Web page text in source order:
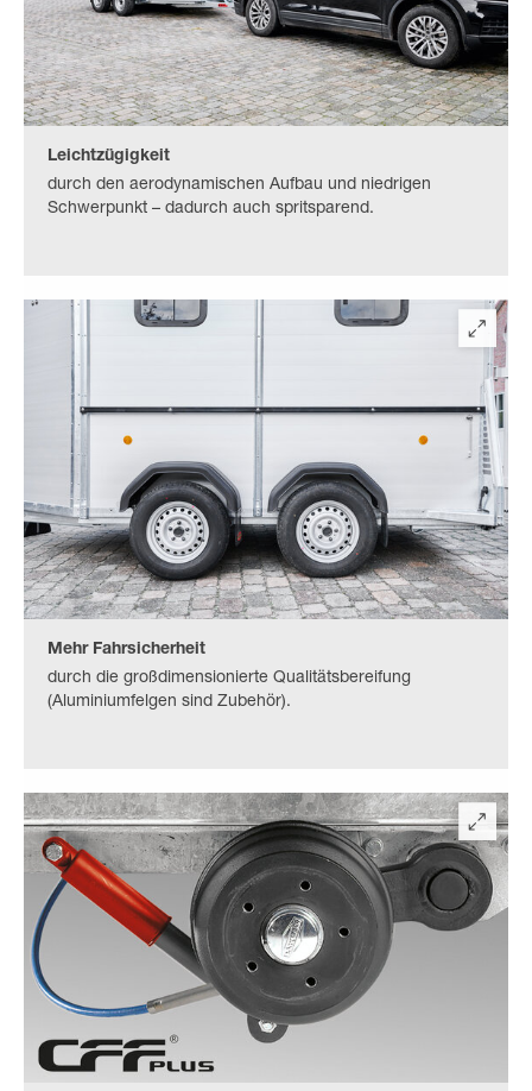
Leichtzügigkeit
durch den aerodynamischen Aufbau und niedrigen
Schwerpunkt – dadurch auch spritsparend.
Mehr Fahrsicherheit
durch die großdimensionierte Qualitätsbereifung
(Aluminiumfelgen sind Zubehör).